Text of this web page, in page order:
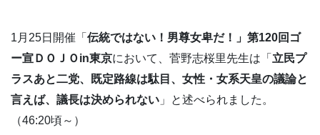
1月25日開催「 伝統ではない！男尊女卑だ！」第120回ゴ
ー宣ＤＯＪＯin東京において、菅野志桜里先生は「 立民プ
ラスあと二党、既定路線は駄目、女性・女系天皇の議論と
言えば、議長は決められない 」と述べられました。
（46:20頃～）